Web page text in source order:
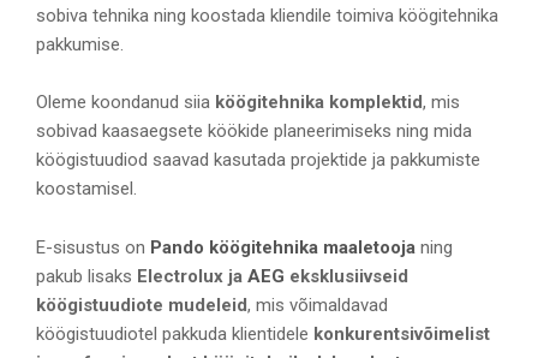
sobiva tehnika ning koostada kliendile toimiva köögitehnika
pakkumise.
Oleme koondanud siia köögitehnika komplektid, mis
sobivad kaasaegsete köökide planeerimiseks ning mida
köögistuudiod saavad kasutada projektide ja pakkumiste
koostamisel.
E-sisustus on Pando köögitehnika maaletooja ning
pakub lisaks Electrolux ja AEG eksklusiivseid
köögistuudiote mudeleid, mis võimaldavad
köögistuudiotel pakkuda klientidele konkurentsivõimelist